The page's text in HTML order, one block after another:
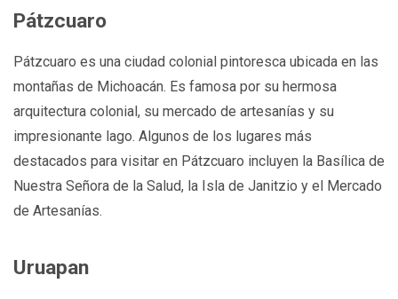
Pátzcuaro
Pátzcuaro es una ciudad colonial pintoresca ubicada en las
montañas de Michoacán. Es famosa por su hermosa
arquitectura colonial, su mercado de artesanías y su
impresionante lago. Algunos de los lugares más
destacados para visitar en Pátzcuaro incluyen la Basílica de
Nuestra Señora de la Salud, la Isla de Janitzio y el Mercado
de Artesanías.
Uruapan